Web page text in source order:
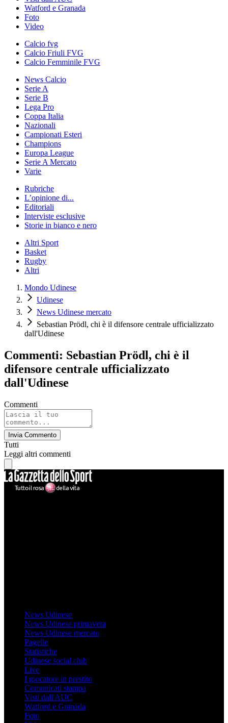
Watford e Granada
Foto
Video
Calcio fvg
Calcio Friuli FVG
Calcio Femminile FVG
News Calcio
Serie A
Serie B
Lega Pro
Coppa Italia
Nazionali
Campionati Esteri
Champions
Europa League
Serie A Mercato
Varie
Rubriche
L’opinione di...
Editoriali
Interviste esclusive
Storie in bianco e nero
Altri Sport
Basket
Rugby
Altri
Mondo Udinese
Udinese
News Udinese mercato
Sebastian Prödl, chi è il difensore centrale ufficializzato
dall'Udinese
Commenti: Sebastian Prödl, chi è il
difensore centrale ufficializzato
dall'Udinese
Commenti
Invia Commento
Tutti
Leggi altri commenti
News Udinese
News Udinese primavera
News Udinese mercato
Pagelle
Statistiche
Udinese social club
Live
I giocatore in prestito
Comunicati stampa
Visti dall'AUC
Watford e Granada
Foto